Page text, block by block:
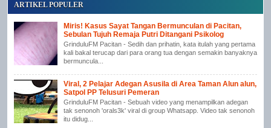
ARTIKEL POPULER
Miris! Kasus Sayat Tangan Bermunculan di Pacitan,
Sebulan Tujuh Remaja Putri Ditangani Psikolog
GrinduluFM Pacitan - Sedih dan prihatin, kata itulah yang pertama
kali bakal terucap dari para orang tua dengan semakin banyaknya
bermuncula...
Viral, 2 Pelajar Adegan Asusila di Area Taman Alun alun,
Satpol PP Telusuri Pemeran
GrinduluFM Pacitan - Sebuah video yang menampilkan adegan
tak senonoh 'orals3k' viral di group Whatsapp. Video tak senonoh
itu didug...